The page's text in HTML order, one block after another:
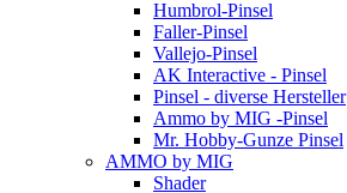
Humbrol-Pinsel
Faller-Pinsel
Vallejo-Pinsel
AK Interactive - Pinsel
Pinsel - diverse Hersteller
Ammo by MIG -Pinsel
Mr. Hobby-Gunze Pinsel
AMMO by MIG
Shader